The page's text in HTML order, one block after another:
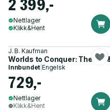
2 399,-
Nettlager
Klikk&Hent
J. B. Kaufman
Worlds to Conquer: The Art
Innbundet |Engelsk
729,-
Nettlager
Klikk&Hent